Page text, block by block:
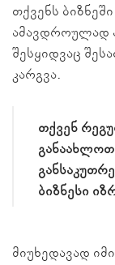
თქვენს
ამავდროულად
შესყიდვაც
კარგვა.
თქვენ
განაახლოთ
ბიზნესი
მიუხედავად